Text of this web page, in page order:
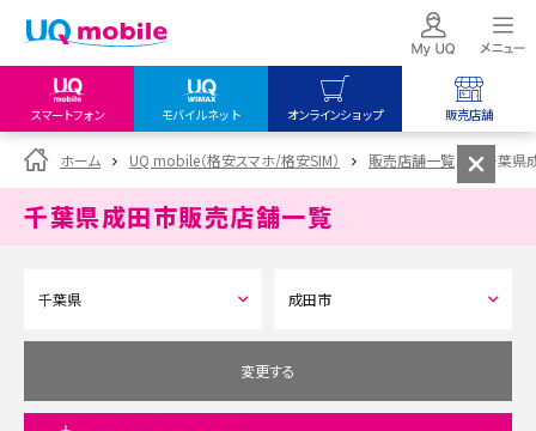
スマートフォン モバイルネット オンラインショップ 販売店舗
my UQ WiMAX
UQ WiMAX ご契約の方
My UQ mobile
データチャージサイト
UQ mobile
オンラインショップ
UQ WiMAX
UQ mobile
販売店舗
UQ WiMAX
ホーム UQ mobile（格安スマホ/格安SIM） 販売店舗一覧 千葉県
千葉県成田市販売店舗一覧
変更する